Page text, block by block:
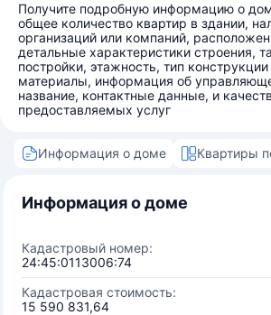
Получите подробную информацию о
общее количество квартир в здании,
организаций или компаний,
детальные характеристики строения,
постройки, этажность, тип
материалы, информация об
название, контактные данные, и
предоставляемых услуг
Информация о доме Квартиры
Информация о доме
Кадастровый номер:
24:45:0113006:74
Кадастровая стоимость:
15 590 831,64